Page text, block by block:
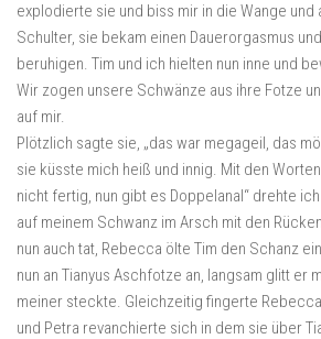
explodierte sie und biss mir in die Wange und
Schulter, sie bekam einen Dauerorgasmus
beruhigen. Tim und ich hielten nun inne und
Wir zogen unsere Schwänze aus ihre Fotze
auf mir.
Plötzlich sagte sie, „das war megageil, das
sie küsste mich heiß und innig. Mit den
nicht fertig, nun gibt es Doppelanal“ drehte
auf meinem Schwanz im Arsch mit den
nun auch tat, Rebecca ölte Tim den Schanz
nun an Tianyus Aschfotze an, langsam glitt er
meiner steckte. Gleichzeitig fingerte
und Petra revanchierte sich in dem sie über